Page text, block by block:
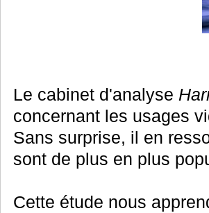
Le cabinet d'analyse
concernant les usages
Sans surprise, il en
sont de plus en plus
Cette étude nous